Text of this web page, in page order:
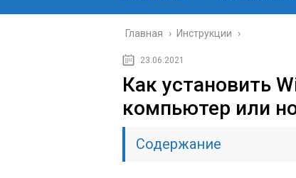
Главная › Инструкции ›
23.06.2021
Как установить
компьютер или
Содержание